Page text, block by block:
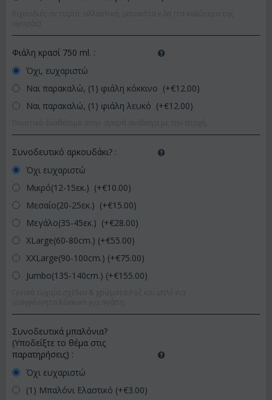
Φιάλη κρασί 750 ml. :
Όχι, ευχαριστώ
Ναι παρακαλώ, (1) φιάλη κόκκινο (+€12.00)
Ναι παρακαλώ, (1) φιάλη λευκό (+€12.00)
Συνοδευτικό αρκουδάκι? :
Όχι ευχαριστώ
Μικρό(12-15εκ.) (+€10.00)
Μεσαίο(20-25εκ.) (+€15.00)
Μεγάλο(35-45εκ.) (+€28.00)
XLarge(60-80cm.) (+€55.00)
XXLarge(90-100cm.) (+€75.00)
Jumbo(135-140cm.) (+€155.00)
Συνοδευτικά μπαλόνια?
(Υποδείξτε το θέμα στις
παρατηρήσεις) :
Όχι ευχαριστώ
(1) Μπαλόνι Ελαστικό (+€3.00)